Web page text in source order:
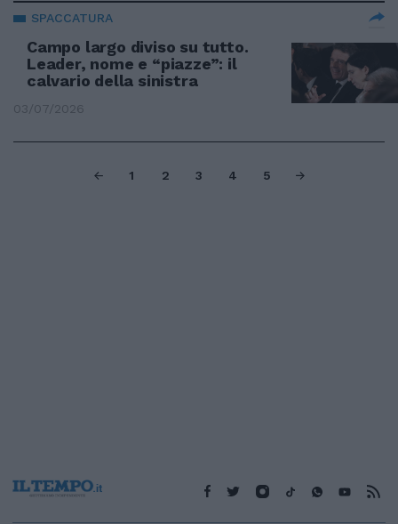
SPACCATURA
Campo largo diviso su tutto.
Leader, nome e “piazze”: il
calvario della sinistra
03/07/2026
1 2 3 4 5